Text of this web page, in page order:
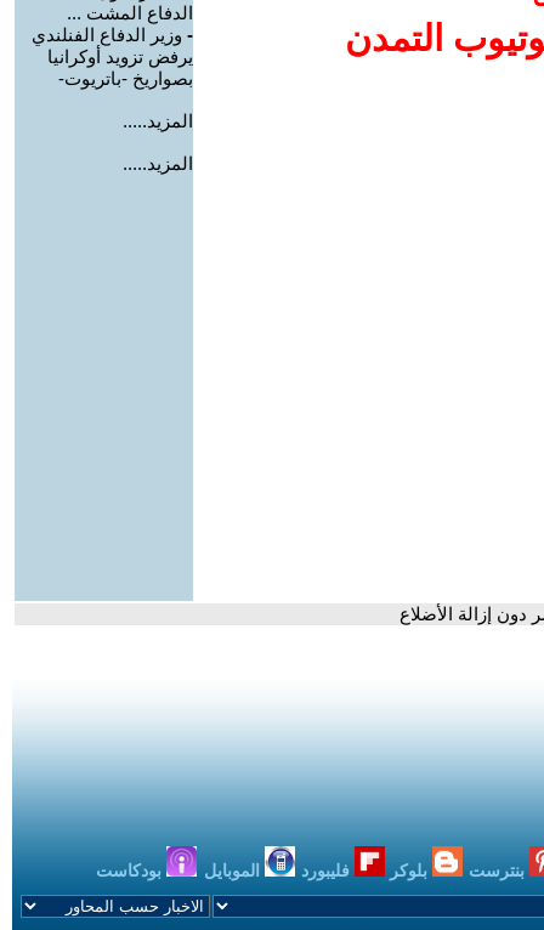
التمدن
الدفاع المشت ...
- وزير الدفاع الفنلندي
يرفض تزويد أوكرانيا
بصواريخ -باتريوت-
المزيد.....
المزيد.....
إزالة الأضلاع
بنترست بلوكر فليبورد الموبايل بودكاست